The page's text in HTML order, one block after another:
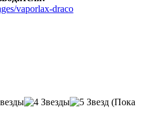
vaporlax-draco
(Пока